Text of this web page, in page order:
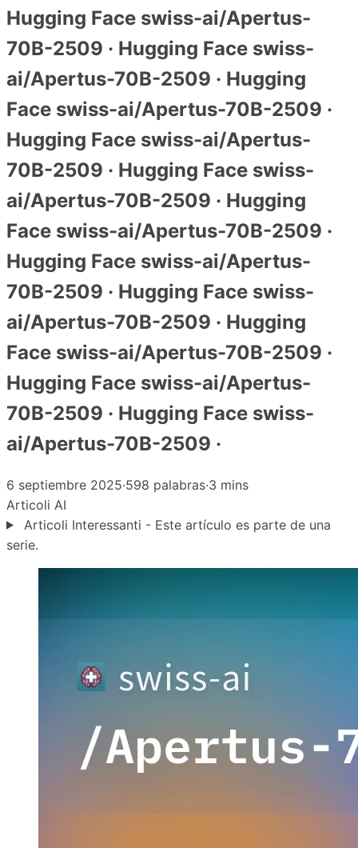
Hugging Face swiss-ai/Apertus-
70B-2509 · Hugging Face swiss-
ai/Apertus-70B-2509 · Hugging
Face swiss-ai/Apertus-70B-2509 ·
Hugging Face swiss-ai/Apertus-
70B-2509 · Hugging Face swiss-
ai/Apertus-70B-2509 · Hugging
Face swiss-ai/Apertus-70B-2509 ·
Hugging Face swiss-ai/Apertus-
70B-2509 · Hugging Face swiss-
ai/Apertus-70B-2509 · Hugging
Face swiss-ai/Apertus-70B-2509 ·
Hugging Face swiss-ai/Apertus-
70B-2509 · Hugging Face swiss-
ai/Apertus-70B-2509 ·
6 septiembre 2025·598 palabras·3 mins
Articoli AI
Articoli Interessanti - Este artículo es parte de una
serie.